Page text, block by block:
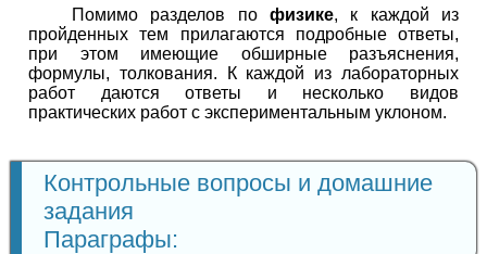
Помимо разделов по физике, к каждой из
пройденных тем прилагаются подробные ответы,
при этом имеющие обширные разъяснения,
формулы, толкования. К каждой из лабораторных
работ даются ответы и несколько видов
практических работ с экспериментальным уклоном.
Контрольные вопросы и домашние
задания
Параграфы: